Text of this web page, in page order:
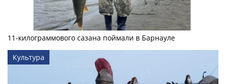
11-килограммового сазана поймали в Барнауле
Культура